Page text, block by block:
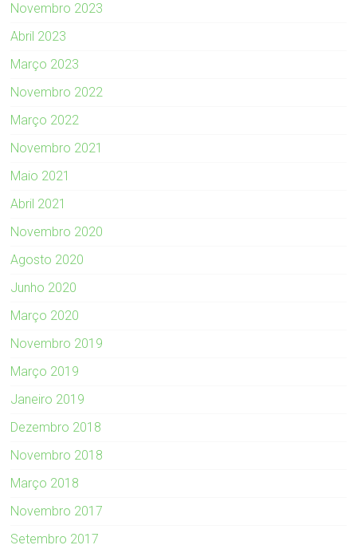
Novembro 2023
Abril 2023
Março 2023
Novembro 2022
Março 2022
Novembro 2021
Maio 2021
Abril 2021
Novembro 2020
Agosto 2020
Junho 2020
Março 2020
Novembro 2019
Março 2019
Janeiro 2019
Dezembro 2018
Novembro 2018
Março 2018
Novembro 2017
Setembro 2017